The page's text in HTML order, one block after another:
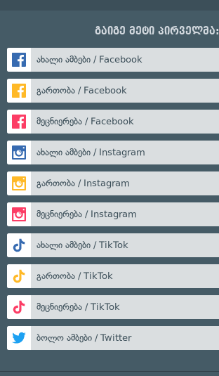
გაიგე მეტი პირველმა:
ახალი ამბები / Facebook
გართობა / Facebook
მეცნიერება / Facebook
ახალი ამბები / Instagram
გართობა / Instagram
მეცნიერება / Instagram
ახალი ამბები / TikTok
გართობა / TikTok
მეცნიერება / TikTok
ბოლო ამბები / Twitter